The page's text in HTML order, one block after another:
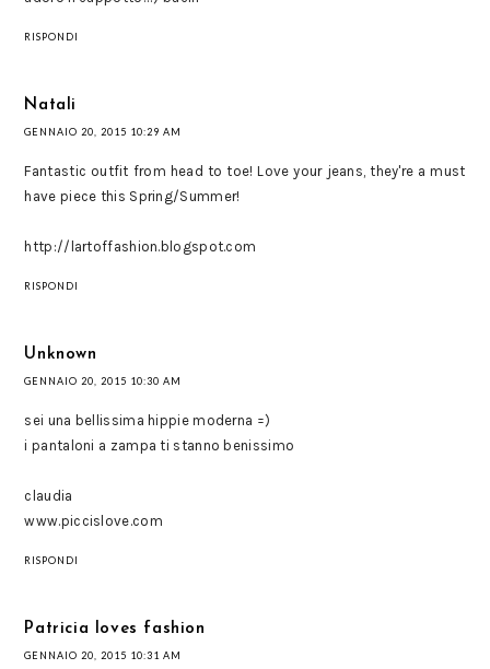
RISPONDI
Natali
GENNAIO 20, 2015 10:29 AM
Fantastic outfit from head to toe! Love your jeans, they're a must
have piece this Spring/Summer!
http://lartoffashion.blogspot.com
RISPONDI
Unknown
GENNAIO 20, 2015 10:30 AM
sei una bellissima hippie moderna =)
i pantaloni a zampa ti stanno benissimo
claudia
www.piccislove.com
RISPONDI
Patricia loves fashion
GENNAIO 20, 2015 10:31 AM